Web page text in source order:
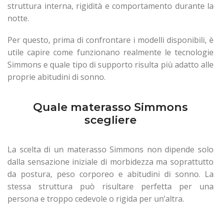
struttura interna, rigidità e comportamento durante la
notte.
Per questo, prima di confrontare i modelli disponibili, è
utile capire come funzionano realmente le tecnologie
Simmons e quale tipo di supporto risulta più adatto alle
proprie abitudini di sonno.
Quale materasso Simmons
scegliere
La scelta di un materasso Simmons non dipende solo
dalla sensazione iniziale di morbidezza ma soprattutto
da postura, peso corporeo e abitudini di sonno. La
stessa struttura può risultare perfetta per una
persona e troppo cedevole o rigida per un’altra.